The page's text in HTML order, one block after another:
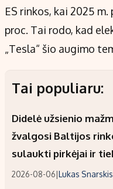
ES rinkos, kai 2025
proc. Tai rodo, kad
„Tesla“ šio augimo
Tai populiaru:
Didelė užsienio
žvalgosi Baltijos
sulaukti pirkėjai ir
2026-08-06|Lukas Snarskis